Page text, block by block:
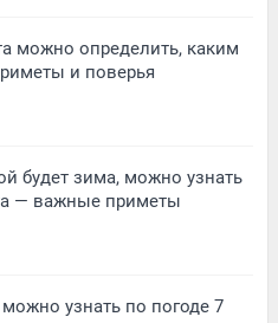
можно определить, каким
и поверья
будет зима, можно узнать
— важные приметы
узнать по погоде 7